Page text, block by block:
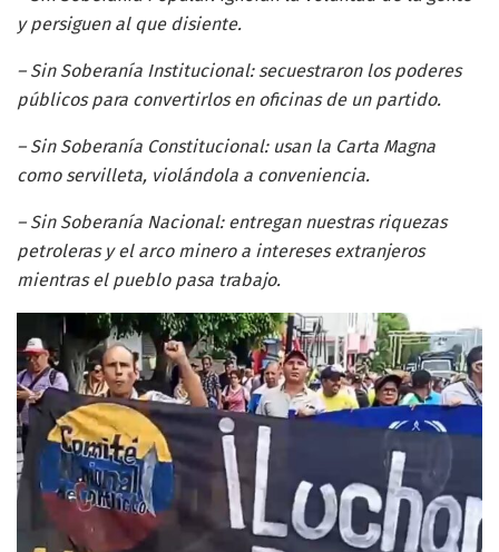
y persiguen al que disiente.
– Sin Soberanía Institucional: secuestraron los poderes
públicos para convertirlos en oficinas de un partido.
– Sin Soberanía Constitucional: usan la Carta Magna
como servilleta, violándola a conveniencia.
– Sin Soberanía Nacional: entregan nuestras riquezas
petroleras y el arco minero a intereses extranjeros
mientras el pueblo pasa trabajo.